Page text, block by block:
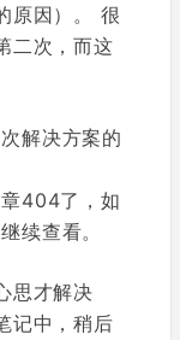
原因）。 很
二次，而这
解决方案的
404了，如
续查看。
思才解决
记中，稍后